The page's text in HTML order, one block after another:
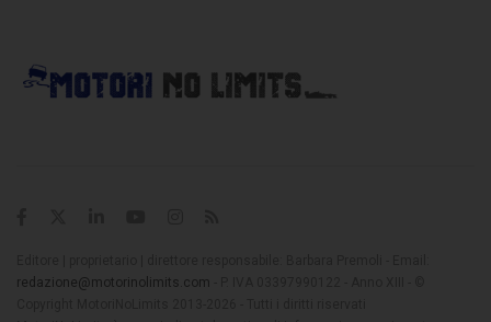
redazione@motorinolimits.com